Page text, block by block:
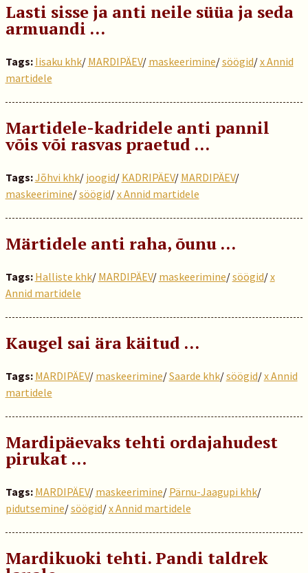
Lasti sisse ja anti neile süüa ja seda
armuandi …
Tags: Iisaku khk/ MARDIPÄEV/ maskeerimine/söögid/x Annid
martidele
Martidele-kadridele anti pannil
võis või rasvas praetud …
Tags:Jõhvi khk/ joogid/ KADRIPÄEV/ MARDIPÄEV/
maskeerimine/söögid/x Annid martidele
Märtidele anti raha, õunu …
Tags: Halliste khk/ MARDIPÄEV/ maskeerimine/söögid/x
Annid martidele
Kaugel sai ära käitud ...
Tags: MARDIPÄEV/ maskeerimine/Saarde khk/söögid/x Annid
martidele
Mardipäevaks tehti ordajahudest
pirukat …
Tags: MARDIPÄEV/ maskeerimine/ Pärnu-Jaagupi khk/
pidutsemine/söögid/x Annid martidele
Mardikuoki tehti. Pandi taldrek